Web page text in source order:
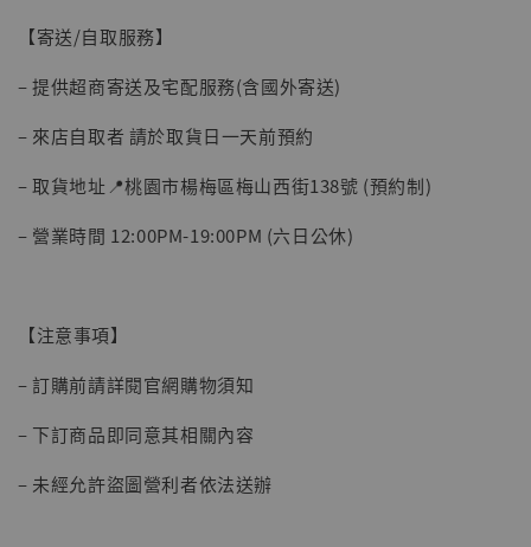
【寄送/自取服務】
– 提供超商寄送及宅配服務(含國外寄送)
– 來店自取者 請於取貨日一天前預約
– 取貨地址📍桃園市楊梅區梅山西街138號 (預約制)
– 營業時間 12:00PM-19:00PM (六日公休)
【注意事項】
– 訂購前請詳閱官網購物須知
– 下訂商品即同意其相關內容
– 未經允許盜圖營利者依法送辦